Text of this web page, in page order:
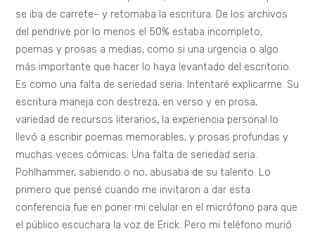
se iba de carrete– y retomaba la escritura. De los archivos
del pendrive por lo menos el 50% estaba incompleto,
poemas y prosas a medias, como si una urgencia o algo
más importante que hacer lo haya levantado del escritorio.
Es como una falta de seriedad seria. Intentaré explicarme. Su
escritura maneja con destreza, en verso y en prosa,
variedad de recursos literarios, la experiencia personal lo
llevó a escribir poemas memorables, y prosas profundas y
muchas veces cómicas. Una falta de seriedad seria.
Pohlhammer, sabiendo o no, abusaba de su talento. Lo
primero que pensé cuando me invitaron a dar esta
conferencia fue en poner mi celular en el micrófono para que
el público escuchara la voz de Erick. Pero mi teléfono murió